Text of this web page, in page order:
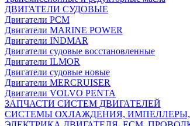
ДВИГАТЕЛИ СУДОВЫЕ
Двигатели PCM
Двигатели MARINE POWER
Двигатели INDMAR
Двигатели судовые восстановленные
Двигатели ILMOR
Двигатели судовые новые
Двигатели MERCRUISER
Двигатели VOLVO PENTA
ЗАПЧАСТИ СИСТЕМ ДВИГАТЕЛЕЙ
СИСТЕМЫ ОХЛАЖДЕНИЯ,